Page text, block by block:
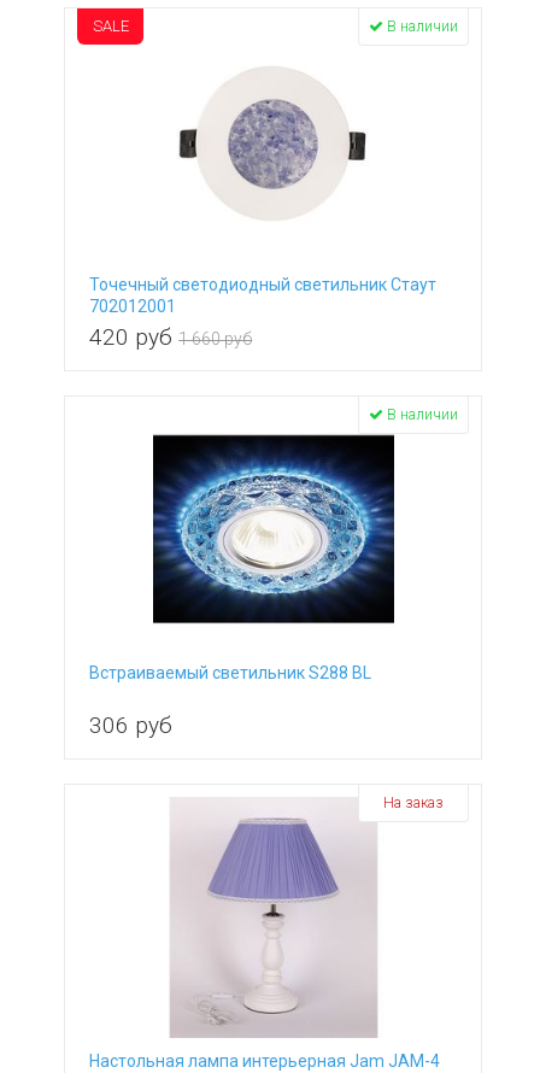
Точечный светодиодный светильник Стаут
702012001
420 руб 1 660 руб
SALE В наличии
Встраиваемый светильник S288 BL
306 руб
В наличии
Настольная лампа интерьерная Jam JAM-4
На заказ